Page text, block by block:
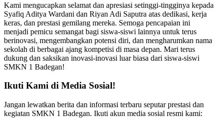
Kami mengucapkan selamat dan apresiasi setinggi-tingginya kepada
Syafiq Aditya Wardani dan Riyan Adi Saputra atas dedikasi, kerja
keras, dan prestasi gemilang mereka. Semoga pencapaian ini
menjadi pemicu semangat bagi siswa-siswi lainnya untuk terus
berinovasi, mengembangkan potensi diri, dan mengharumkan nama
sekolah di berbagai ajang kompetisi di masa depan. Mari terus
dukung dan saksikan inovasi-inovasi luar biasa dari siswa-siswi
SMKN 1 Badegan!
Ikuti Kami di Media Sosial!
Jangan lewatkan berita dan informasi terbaru seputar prestasi dan
kegiatan SMKN 1 Badegan. Ikuti akun media sosial resmi kami: